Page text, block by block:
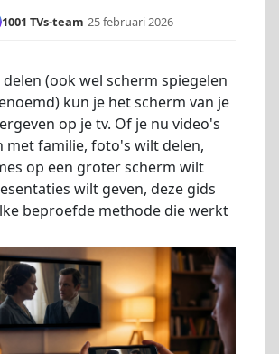
1001 TVs-team-25 februari 2026
(ook wel scherm spiegelen
kun je het scherm van je
op je tv. Of je nu video's
met familie, foto's wilt delen,
op een groter scherm wilt
wilt geven, deze gids
beproefde methode die werkt